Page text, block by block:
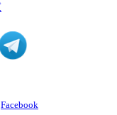
Facebook